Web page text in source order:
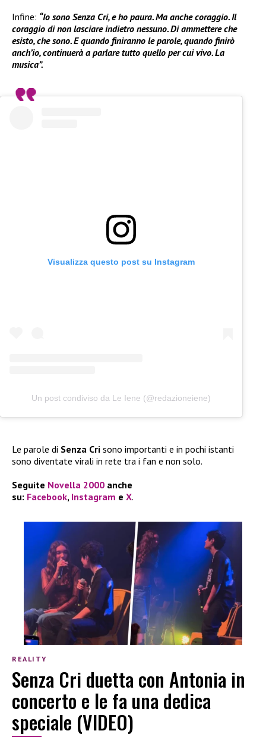
Infine: “Io sono Senza Cri, e ho paura. Ma anche coraggio. Il
coraggio di non lasciare indietro nessuno. Di ammettere che
esisto, che sono. E quando finiranno le parole, quando finirò
anch’io, continuerà a parlare tutto quello per cui vivo. La
musica”.
Visualizza questo post su Instagram
Un post condiviso da Le Iene (@redazioneiene)
Le parole di Senza Cri sono importanti e in pochi istanti
sono diventate virali in rete tra i fan e non solo.
Seguite Novella 2000 anche
su: Facebook, Instagram e X.
REALITY
Senza Cri duetta con Antonia in
concerto e le fa una dedica
speciale (VIDEO)